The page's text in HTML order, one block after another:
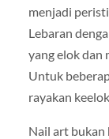
menjadi
Lebaran
yang elok dan
Untuk
rayakan
Nail art bukan